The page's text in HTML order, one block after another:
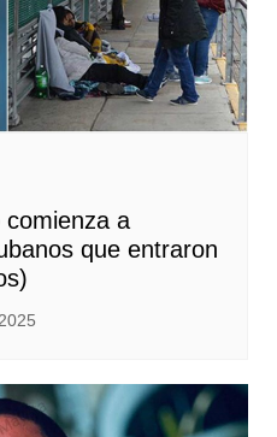
comienza a
que entraron